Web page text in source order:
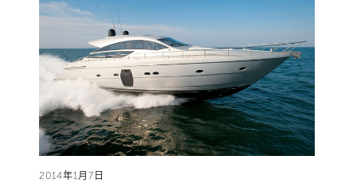
2014年1月7日